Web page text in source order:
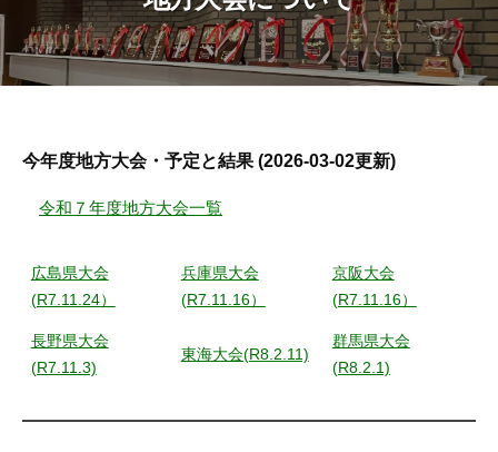
プ
全
日
等
校
タ
ー
・
マ
地
方
会
に
つ
今年度地方大会・予定と結果 (2026-03-02更新)
令和７年度地方大会一覧
広島県大会
(R7.11.24）
兵庫県大会
(R7.11.16）
京阪大会
(R7.11.16）
長野県大会
(R7.11.3)
東海大会(R8.2.11)
群馬県大会
(R8.2.1)
校
・
マ
ン
ン
音
楽
振
会